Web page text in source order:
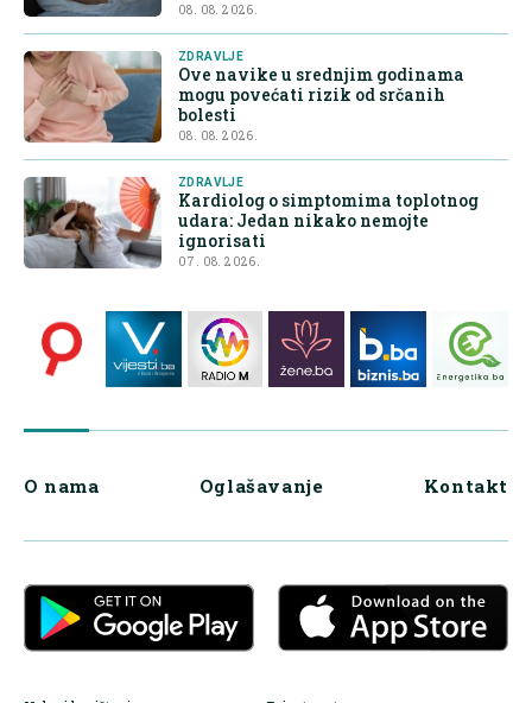
08. 08. 2026.
ZDRAVLJE
Ove navike u srednjim godinama
mogu povećati rizik od srčanih
bolesti
08. 08. 2026.
ZDRAVLJE
Kardiolog o simptomima toplotnog
udara: Jedan nikako nemojte
ignorisati
07. 08. 2026.
O nama Oglašavanje Kontakt